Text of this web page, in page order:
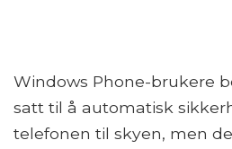
Windows Phone-brukere
satt til å automatisk
telefonen til skyen, men